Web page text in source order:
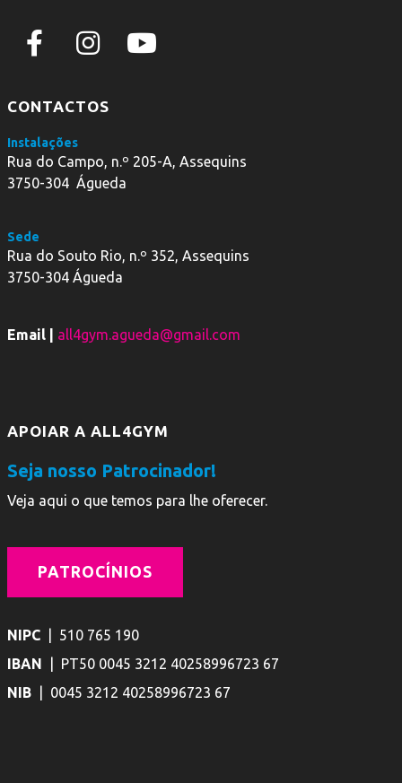
CONTACTOS
Instalações
Rua do Campo, n.º 205-A, Assequins
3750-304 Águeda
Sede
Rua do Souto Rio, n.º 352, Assequins
3750-304 Águeda
Email | all4gym.agueda@gmail.com
APOIAR A ALL4GYM
Seja nosso Patrocinador!
Veja aqui o que temos para lhe oferecer.
PATROCÍNIOS
NIPC | 510 765 190
IBAN | PT50 0045 3212 40258996723 67
NIB
| 0045 3212 40258996723 67